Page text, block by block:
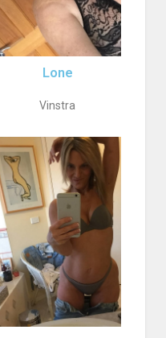
Lone
Vinstra